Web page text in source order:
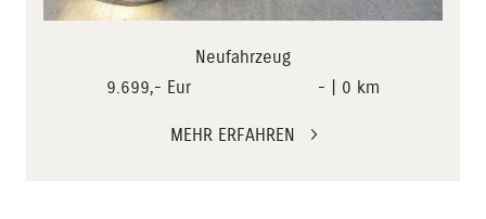
Neufahrzeug
9.699,- Eur
- | 0 km
MEHR ERFAHREN